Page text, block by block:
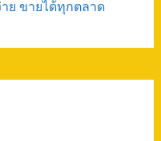
ย ขายได้ทุกตลาด